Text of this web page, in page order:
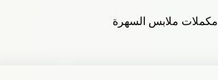
مكملات ملابس السهرة